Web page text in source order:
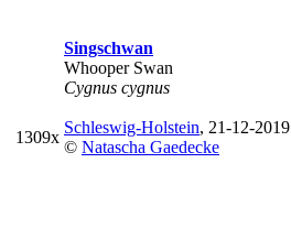
1309x
Singschwan
Whooper Swan
Cygnus cygnus
Schleswig-Holstein, 21-12-2019
© Natascha Gaedecke